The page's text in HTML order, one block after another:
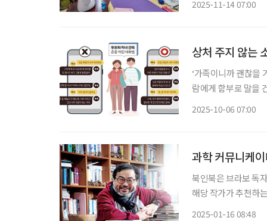
2025-11-14 07:00
상처 주지 않는
‘가족이니까 괜찮을
람에게 함부로 말을
2025-10-06 07:00
과학 커뮤니케
북인북은 브라보 독
해당 작가가 추천하는 책들도 함께 즐겨
2025-01-16 08:48